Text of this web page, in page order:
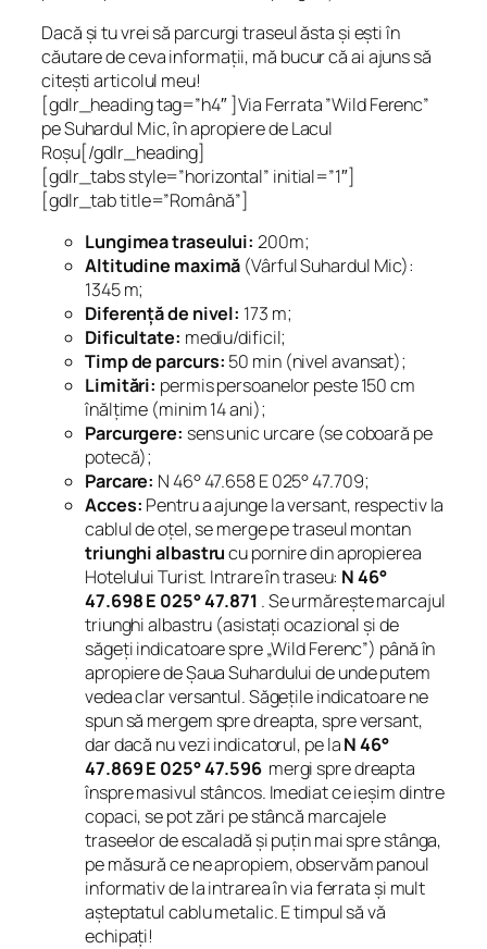
Dacă și tu vrei să parcurgi traseul ăsta și ești în
căutare de ceva informații, mă bucur că ai ajuns să
citești articolul meu!
[gdlr_heading tag=”h4″ ]Via Ferrata ”Wild Ferenc”
pe Suhardul Mic, în apropiere de Lacul
Roșu[/gdlr_heading]
[gdlr_tabs style=”horizontal” initial=”1″]
[gdlr_tab title=”Română”]
Lungimea traseului: 200m;
Altitudine maximă (Vârful Suhardul Mic):
1345 m;
Diferență de nivel: 173 m;
Dificultate: mediu/dificil;
Timp de parcurs: 50 min (nivel avansat);
Limitări: permis persoanelor peste 150 cm
înălțime (minim 14 ani);
Parcurgere: sens unic urcare (se coboară pe
potecă);
Parcare: N 46° 47.658 E 025° 47.709;
Acces: Pentru a ajunge la versant, respectiv la
cablul de oțel, se merge pe traseul montan
triunghi albastrucu pornire din apropierea
Hotelului Turist. Intrare în traseu: N 46°
47.698 E 025° 47.871 . Se urmărește marcajul
triunghi albastru (asistați ocazional și de
săgeți indicatoare spre „Wild Ferenc”) până în
apropiere deȘaua Suharduluide unde putem
vedea clar versantul. Săgețile indicatoare ne
spun să mergem spre dreapta, spre versant,
dar dacă nu vezi indicatorul, pe laN 46°
47.869 E 025° 47.596 mergi spre dreapta
înspre masivul stâncos. Imediat ce ieșim dintre
copaci, se pot zări pe stâncă marcajele
traseelor de escaladă și puțin mai spre stânga,
pe măsură ce ne apropiem, observăm panoul
informativ de la intrarea în via ferrata și mult
așteptatul cablu metalic. E timpul să vă
echipați!